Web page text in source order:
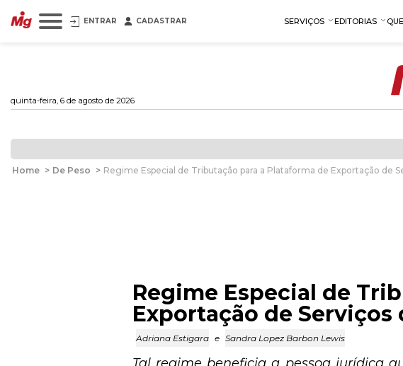
ENTRAR CADASTRAR SERVIÇOS EDITORIAS
quinta-feira, 6 de agosto de 2026
Home > De Peso > Regime Especial de Tributação para a Plataforma de Exportação de
Regime Especial de
Exportação de Serviços
Adriana Estigara e Sandra Lopez Barbon Lewis